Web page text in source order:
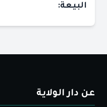
البيعة:
عن دار الولاية